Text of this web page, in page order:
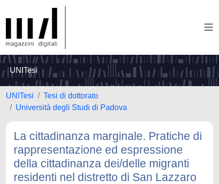
UNITesi
UNITesi
Tesi di dottorato
Università degli Studi di Padova
La cittadinanza marginale. Pratiche di
rappresentazione ed espressione
della cittadinanza dei/delle migranti
residenti nel distretto di San Lazzaro